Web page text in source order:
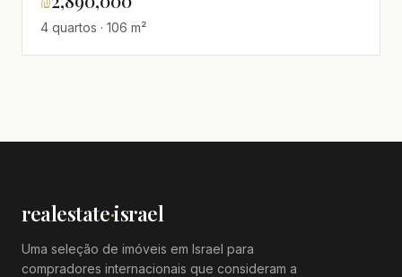
4 quartos · 106 m²
realestate·israel
Uma seleção de imóveis em Israel para
compradores internacionais que consideram a